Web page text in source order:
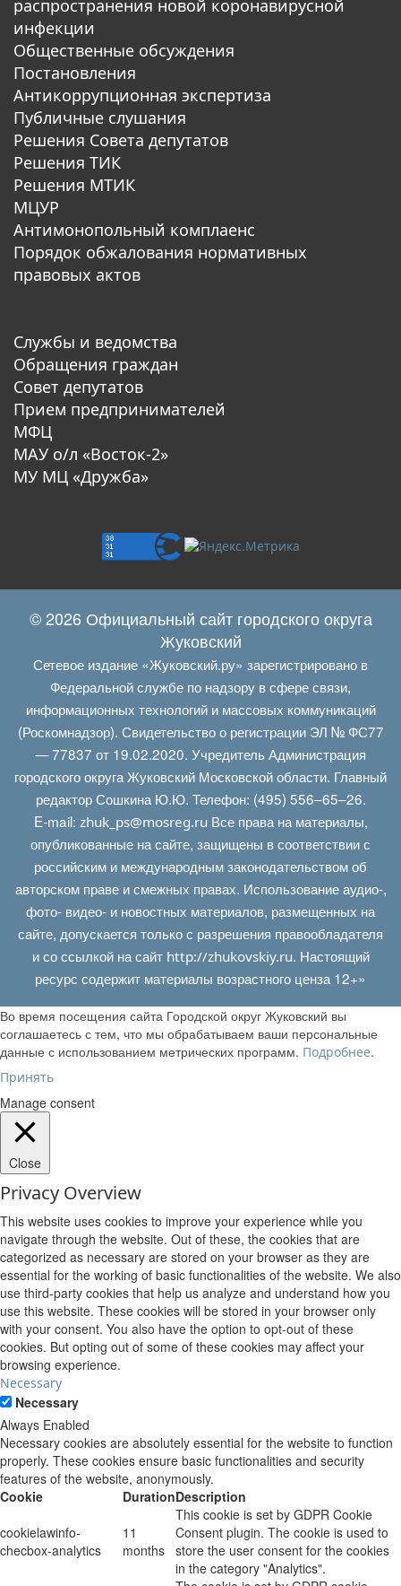
распространения новой коронавирусной
инфекции
Общественные обсуждения
Постановления
Антикоррупционная экспертиза
Публичные слушания
Решения Совета депутатов
Решения ТИК
Решения МТИК
МЦУР
Антимонопольный комплаенс
Порядок обжалования нормативных
правовых актов
Службы и ведомства
Обращения граждан
Совет депутатов
Прием предпринимателей
МФЦ
МАУ о/л «Восток-2»
МУ МЦ «Дружба»
© 2026 Официальный сайт городского округа
Жуковский
Сетевое издание «Жуковский.ру» зарегистрировано в
Федеральной службе по надзору в сфере связи,
информационных технологий и массовых коммуникаций
(Роскомнадзор). Свидетельство о регистрации ЭЛ № ФС77
— 77837 от 19.02.2020. Учредитель Администрация
городского округа Жуковский Московской области. Главный
редактор Сошкина Ю.Ю. Телефон: (495) 556–65–26.
E‑mail: zhuk_ps@mosreg.ruВсе права на материалы,
опубликованные на сайте, защищены в соответствии с
российским и международным законодательством об
авторском праве и смежных правах. Использование аудио-,
фото- видео- и новостных материалов, размещенных на
сайте, допускается только с разрешения правообладателя
и со ссылкой на сайт http://zhukovskiy.ru. Настоящий
ресурс содержит материалы возрастного ценза 12+»
Во время посещения сайта Городской округ Жуковский вы
соглашаетесь с тем, что мы обрабатываем ваши персональные
данные с использованием метрических программ. Подробнее.
Принять
Manage consent
Close
Privacy Overview
This website uses cookies to improve your experience while you
navigate through the website. Out of these, the cookies that are
categorized as necessary are stored on your browser as they are
essential for the working of basic functionalities of the website. We also
use third-party cookies that help us analyze and understand how you
use this website. These cookies will be stored in your browser only
with your consent. You also have the option to opt-out of these
cookies. But opting out of some of these cookies may affect your
browsing experience.
Necessary
Necessary
Always Enabled
Necessary cookies are absolutely essential for the website to function
properly. These cookies ensure basic functionalities and security
features of the website, anonymously.
Cookie
DurationDescription
cookielawinfo-
checbox-analytics
11
months
This cookie is set by GDPR Cookie
Consent plugin. The cookie is used to
store the user consent for the cookies
in the category "Analytics".